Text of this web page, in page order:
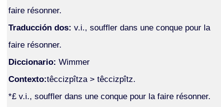
faire résonner.
Traducción dos: v.i., souffler dans une conque pour la
faire résonner.
Diccionario: Wimmer
Contexto:têccizpîtza > têccizpîtz.
*£ v.i., souffler dans une conque pour la faire résonner.